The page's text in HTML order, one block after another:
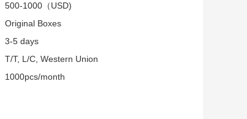
500-1000（USD)
Original Boxes
3-5 days
T/T, L/C, Western Union
1000pcs/month